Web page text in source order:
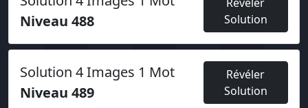
Niveau 488
Solution
Solution 4 Images 1 Mot
Niveau 489
Révéler
Solution